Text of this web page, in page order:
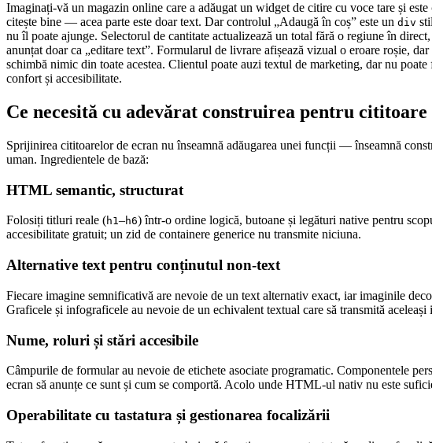
Imaginați-vă un magazin online care a adăugat un widget de citire cu voce tare și
citește bine — acea parte este doar text. Dar controlul „Adaugă în coș” este un div
nu îl poate ajunge. Selectorul de cantitate actualizează un total fără o regiune în
anunțat doar ca „editare text”. Formularul de livrare afișează vizual o eroare roșie,
schimbă nimic din toate acestea. Clientul poate auzi textul de marketing, dar nu
confort și accesibilitate.
Ce necesită cu adevărat construirea pentru cititoare
Sprijinirea cititoarelor de ecran nu înseamnă adăugarea unei funcții — înseamnă
uman. Ingredientele de bază:
HTML semantic, structurat
Folosiți titluri reale (h1–h6) într-o ordine logică, butoane și legături native pentru
accesibilitate gratuit; un zid de containere generice nu transmite niciuna.
Alternative text pentru conținutul non-text
Fiecare imagine semnificativă are nevoie de un text alternativ exact, iar imaginile
Graficele și infograficele au nevoie de un echivalent textual care să transmită aceleași
Nume, roluri și stări accesibile
Câmpurile de formular au nevoie de etichete asociate programatic. Componentele
ecran să anunțe ce sunt și cum se comportă. Acolo unde HTML-ul nativ nu este
Operabilitate cu tastatura și gestionarea focalizării